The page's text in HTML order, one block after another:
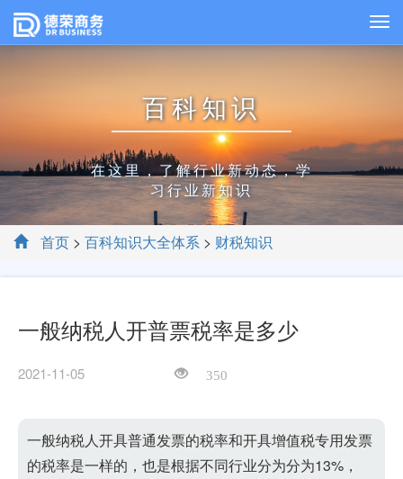
百科知识
在这里，了解行业新动态，学
习行业新知识
首页 > 百科知识大全体系 > 财税知识
一般纳税人开普票税率是多少
2021-11-05 350
一般纳税人开具普通发票的税率和开具增值税专用发票
的税率是一样的，也是根据不同行业分为分为13%，